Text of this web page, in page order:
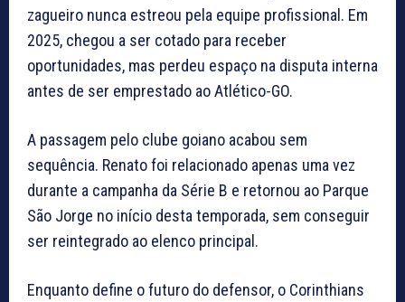
zagueiro nunca estreou pela equipe profissional. Em
2025, chegou a ser cotado para receber
oportunidades, mas perdeu espaço na disputa interna
antes de ser emprestado ao Atlético-GO.
A passagem pelo clube goiano acabou sem
sequência. Renato foi relacionado apenas uma vez
durante a campanha da Série B e retornou ao Parque
São Jorge no início desta temporada, sem conseguir
ser reintegrado ao elenco principal.
Enquanto define o futuro do defensor, o Corinthians